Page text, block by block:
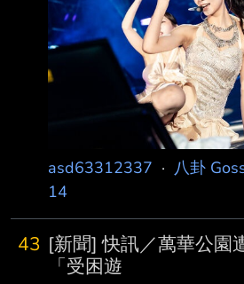
團體TWICE活動會繼續 進
https://i.imgur.com/
《News1》報導，子瑜近
JYP續約，不過，團體
asd63312337 · 八卦
14
43 [新聞] 快訊／萬華公園
「受困遊